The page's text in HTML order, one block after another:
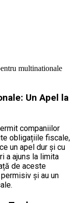
Un Apel la
companiilor
obligațiile fiscale,
un apel dur și cu
a ajuns la limita
de aceste
și au un